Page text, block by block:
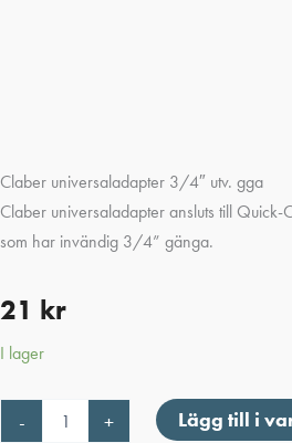
Claber universaladapter 3/4″ utv. gga
Claber universaladapter ansluts till Quick-
som har invändig 3/4” gänga.
21 kr
I lager
-
universaladapter
+ Lägg till i